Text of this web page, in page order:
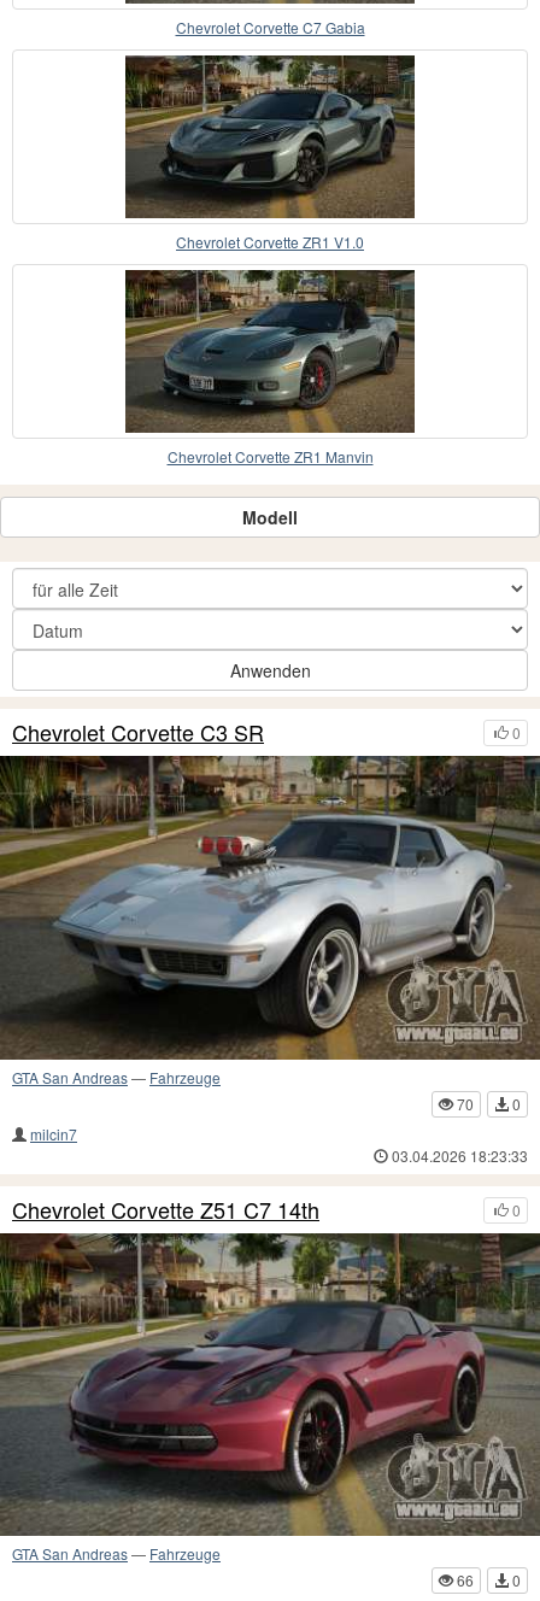
Chevrolet Corvette C7 Gabia
Chevrolet Corvette ZR1 V1.0
Chevrolet Corvette ZR1 Manvin
Modell
Anwenden
0
Chevrolet Corvette C3 SR
GTA San Andreas— Fahrzeuge
70
0
milcin7
03.04.2026 18:23:33
0
Chevrolet Corvette Z51 C7 14th
GTA San Andreas— Fahrzeuge
66
0